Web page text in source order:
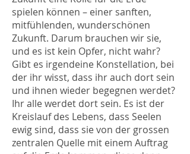
spielen können – einer sanften,
mitfühlenden, wunderschönen
Zukunft. Darum brauchen wir sie,
und es ist kein Opfer, nicht wahr?
Gibt es irgendeine Konstellation, bei
der ihr wisst, dass ihr auch dort sein
und ihnen wieder begegnen werdet?
Ihr alle werdet dort sein. Es ist der
Kreislauf des Lebens, dass Seelen
ewig sind, dass sie von der grossen
zentralen Quelle mit einem Auftrag